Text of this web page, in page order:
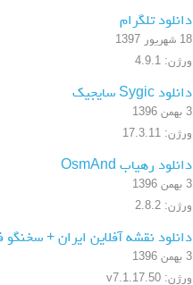
دانلود تلگرام
18 شهریور 1397
ورژن: 4.9.1
دانلود Sygic سایجیک
3 بهمن 1396
ورژن: 17.3.11
دانلود رهیاب OsmAnd
3 بهمن 1396
ورژن: 2.8.2
دانلود نقشه آفلاین ایران + سخنگو
3 بهمن 1396
ورژن: v7.1.17.50